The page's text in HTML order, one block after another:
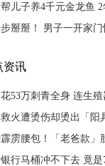
儿子养4千元金龙鱼
掰掰！ 男子一开家
资讯
53万刺青全身 连生
火遭烫伤却烫出「阳
雳腰包！「老爸款」
行马桶冲不下去 竟是